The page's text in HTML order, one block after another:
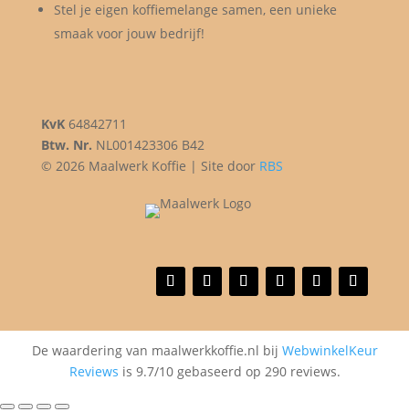
Stel je eigen koffiemelange samen, een unieke
smaak voor jouw bedrijf!
KvK64842711
Btw. Nr. NL001423306 B42
© 2026 Maalwerk Koffie | Site door RBS
De waardering van maalwerkkoffie.nl bij WebwinkelKeur
Reviews is 9.7/10 gebaseerd op 290 reviews.